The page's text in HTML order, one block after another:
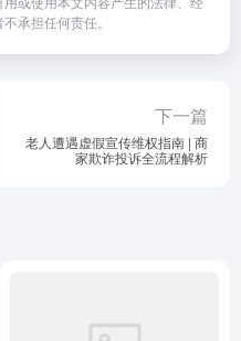
承担任何责任。
下一篇
老人遭遇虚假宣传维权指南 | 商
家欺诈投诉全流程解析